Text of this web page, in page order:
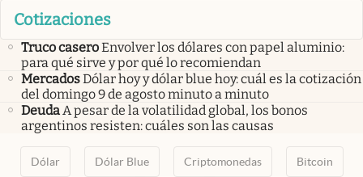
Cotizaciones
Truco caseroEnvolver los dólares con papel aluminio:
para qué sirve y por qué lo recomiendan
MercadosDólar hoy y dólar blue hoy: cuál es la cotización
del domingo 9 de agosto minuto a minuto
DeudaA pesar de la volatilidad global, los bonos
argentinos resisten: cuáles son las causas
Dólar Dólar Blue Criptomonedas Bitcoin